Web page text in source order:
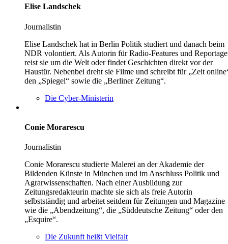
Elise Landschek
Journalistin
Elise Landschek hat in Berlin Politik studiert und danach beim
NDR volontiert. Als Autorin für Radio-Features und
reist sie um die Welt oder findet Geschichten direkt vor der
Haustür. Nebenbei dreht sie Filme und schreibt für „Zeit
den „Spiegel“ sowie die „Berliner Zeitung“.
Die Cyber-Ministerin
Conie Morarescu
Journalistin
Conie Morarescu studierte Malerei an der Akademie der
Bildenden Künste in München und im Anschluss Politik und
Agrarwissenschaften. Nach einer Ausbildung zur
Zeitungsredakteurin machte sie sich als freie Autorin
selbstständig und arbeitet seitdem für Zeitungen und Magazine
wie die „Abendzeitung“, die „Süddeutsche Zeitung“ oder den
„Esquire“.
Die Zukunft heißt Vielfalt